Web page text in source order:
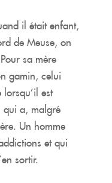
il était enfant,
de Meuse, on
sa mère
gamin, celui
lorsqu’il est
qui a, malgré
Un homme
et qui
sortir.